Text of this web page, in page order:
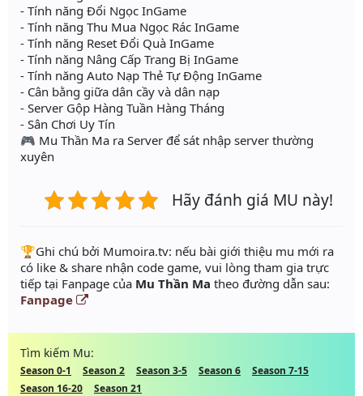
- Tính năng Đổi Ngọc InGame
- Tính năng Thu Mua Ngọc Rác InGame
- Tính năng Reset Đổi Quà InGame
- Tính năng Nâng Cấp Trang Bị InGame
- Tính năng Auto Nạp Thẻ Tự Động InGame
- Cân bằng giữa dân cầy và dân nạp
- Server Gộp Hàng Tuần Hàng Tháng
- Sân Chơi Uy Tín
🎮 Mu Thần Ma ra Server để sát nhập server thường
xuyên
Hãy đánh giá MU này!
️🏆Ghi chú bởi Mumoira.tv: nếu bài giới thiệu mu mới ra
có like & share nhận code game, vui lòng tham gia trực
tiếp tại Fanpage của Mu Thần Ma theo đường dẫn sau:
Fanpage
Tìm kiếm Mu:
Season 0-1 Season 2 Season 3-5 Season 6
Season 7-15
Season 16-20
Season 21